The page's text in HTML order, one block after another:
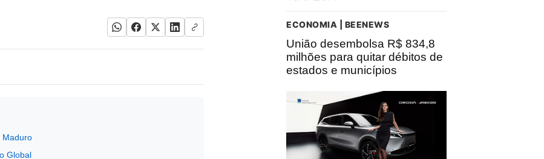
Maduro
Global
ECONOMIA | BEENEWS
União desembolsa R$ 834,8
milhões para quitar débitos de
estados e municípios